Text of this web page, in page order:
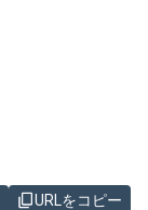
URLをコピー